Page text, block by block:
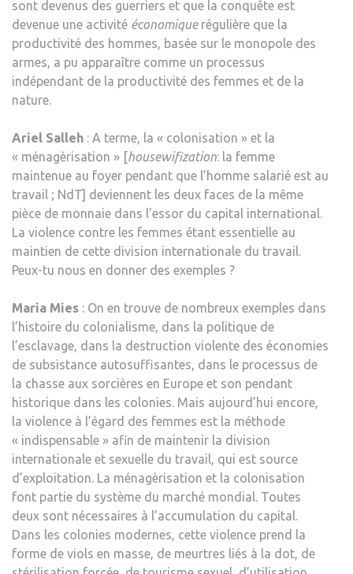
sont devenus des guerriers et que la conquête est
devenue une activité économiquerégulière que la
productivité des hommes, basée sur le monopole des
armes, a pu apparaître comme un processus
indépendant de la productivité des femmes et de la
nature.
Ariel Salleh : A terme, la « colonisation » et la
« ménagèrisation » [housewifization: la femme
maintenue au foyer pendant que l’homme salarié est au
travail ; NdT] deviennent les deux faces de la même
pièce de monnaie dans l’essor du capital international.
La violence contre les femmes étant essentielle au
maintien de cette division internationale du travail.
Peux-tu nous en donner des exemples ?
Maria Mies : On en trouve de nombreux exemples dans
l’histoire du colonialisme, dans la politique de
l’esclavage, dans la destruction violente des économies
de subsistance autosuffisantes, dans le processus de
la chasse aux sorcières en Europe et son pendant
historique dans les colonies. Mais aujourd’hui encore,
la violence à l’égard des femmes est la méthode
« indispensable » afin de maintenir la division
internationale et sexuelle du travail, qui est source
d’exploitation. La ménagèrisation et la colonisation
font partie du système du marché mondial. Toutes
deux sont nécessaires à l’accumulation du capital.
Dans les colonies modernes, cette violence prend la
forme de viols en masse, de meurtres liés à la dot, de